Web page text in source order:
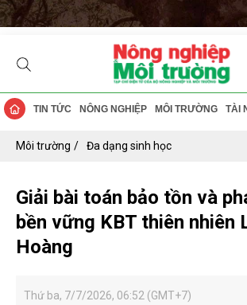
TIN TỨC NÔNG NGHIỆP MÔI TRƯỜNG TÀI
Môi trường Đa dạng sinh học
Giải bài toán bảo tồn và
bền vững KBT thiên nhiên
Hoàng
Thứ ba, 7/7/2026, 06:52 (GMT+7)